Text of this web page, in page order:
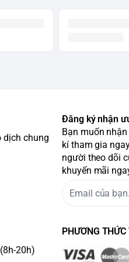
dịch chung
20h)
Đăng ký nhận
Bạn muốn
kí tham gia
người theo dõi
khuyến mãi
PHƯƠNG